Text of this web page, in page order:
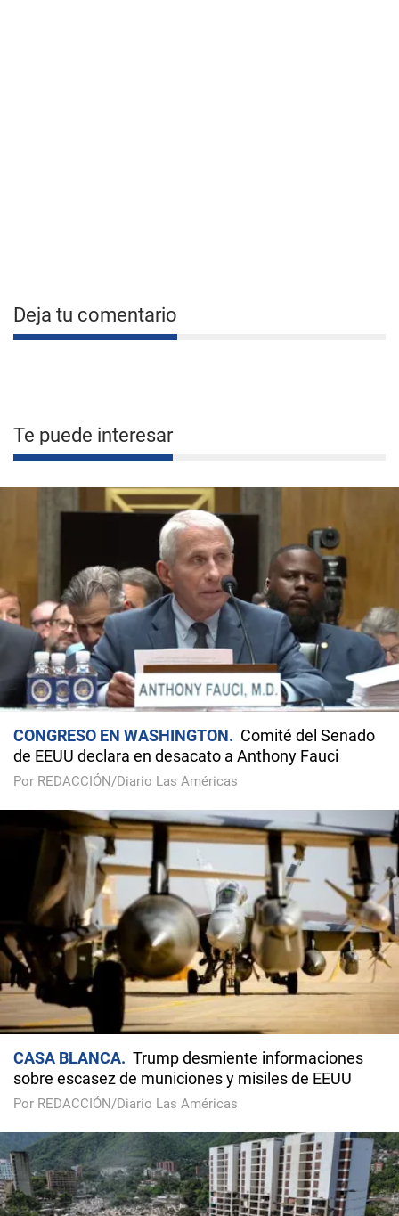
Deja tu comentario
Te puede interesar
CONGRESO EN WASHINGTON
Comité del Senado
de EEUU declara en desacato a Anthony Fauci
Por REDACCIÓN/Diario Las Américas
CASA BLANCA
Trump desmiente informaciones
sobre escasez de municiones y misiles de EEUU
Por REDACCIÓN/Diario Las Américas